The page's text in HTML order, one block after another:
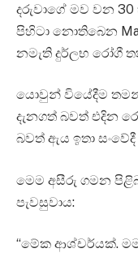
දරුවාගේ මව වන 30
පිහිටා නොතිබෙන
නමැති දුර්ලභ රෝගී
යොවුන් වියේදීම
දැනගත් බවත් එදින
බවත් ඇය ඉතා
මෙම අසීරු ගමන
පැවසුවාය:
“මේක ආශ්චර්යක්.